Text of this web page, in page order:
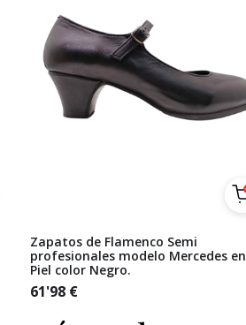
Zapatos de Flamenco Semi
profesionales modelo Mercedes en
Piel color Negro.
61'98 €